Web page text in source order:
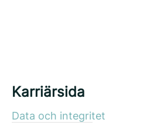
Karriärsida
Data och integritet